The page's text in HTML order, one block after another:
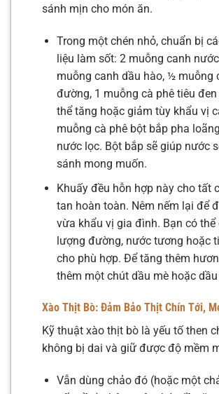
sánh mịn cho món ăn.
Trong một chén nhỏ, chuẩn bị
liệu làm sốt: 2 muỗng canh
muỗng canh dầu hào, ½ muỗng
đường, 1 muỗng cà phê tiêu
thể tăng hoặc giảm tùy khẩu vị
muỗng cà phê bột bắp pha
nước lọc. Bột bắp sẽ giúp nước
sánh mong muốn.
Khuấy đều hỗn hợp này cho tất
tan hoàn toàn. Nêm nếm lại để
vừa khẩu vị gia đình. Bạn có thể
lượng đường, nước tương hoặc
cho phù hợp. Để tăng thêm
thêm một chút dầu mè hoặc
Xào Thịt Bò: Đảm Bảo Thịt Chín Tới,
Kỹ thuật xào thịt bò là yếu tố then
không bị dai và giữ được độ mềm
Vẫn dùng chảo đó (hoặc một